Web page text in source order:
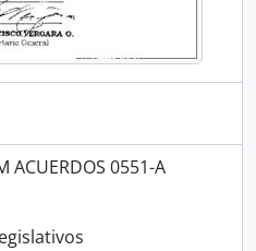
ACUERDOS 0551-A